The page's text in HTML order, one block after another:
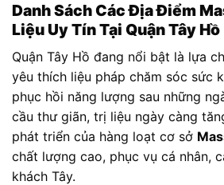
Danh Sách Các Địa Điểm
Liệu Uy Tín Tại Quận Tây Hồ
Quận Tây Hồ đang nổi bật là lựa
yêu thích liệu pháp chăm sóc sức
phục hồi năng lượng sau những
cầu thư giãn, trị liệu ngày càng
phát triển của hàng loạt cơ sở
chất lượng cao, phục vụ cá nhân,
khách Tây.